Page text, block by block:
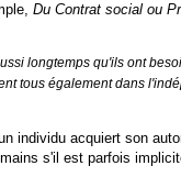
Du Contrat social ou
longtemps qu'ils ont
tous également dans
individu acquiert son
s'il est parfois